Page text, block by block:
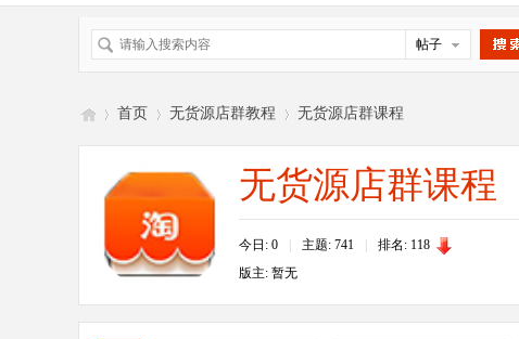
帖子
首页
›
无货源店群教程
›
无货源店群课程
无货源店群课程
今日: 0 主题: 741 排名: 118
版主: 暂无